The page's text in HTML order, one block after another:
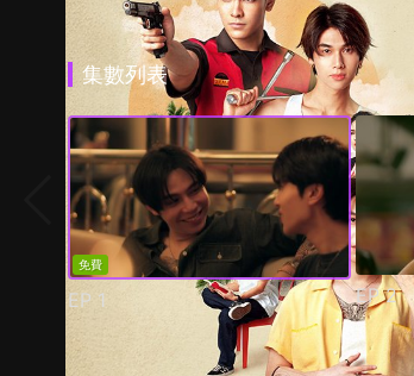
集數列表
免費
EP 1 EP2
預告 推薦影片 劇情介紹